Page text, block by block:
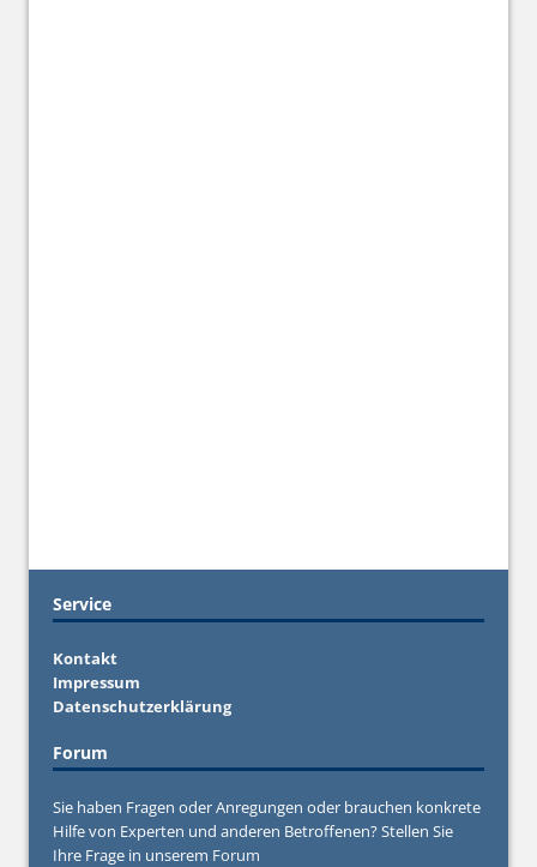
Service
Kontakt
Impressum
Datenschutzerklärung
Forum
Sie haben Fragen oder Anregungen oder brauchen konkrete
Hilfe von Experten und anderen Betroffenen? Stellen Sie
Ihre Frage in unserem Forum